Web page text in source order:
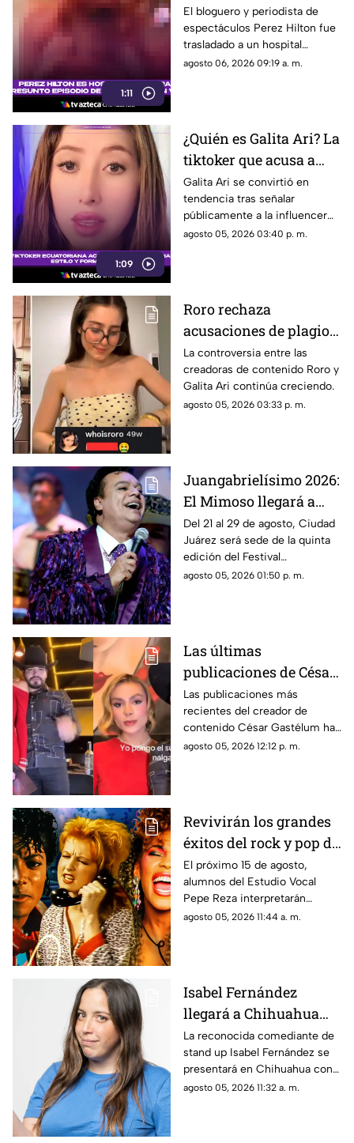
1:11
salud actual tras ser
hospitalizado
El bloguero y periodista de
espectáculos Perez Hilton fue
trasladado a un hospital
después de que una
agosto 06, 2026 09:19 a. m.
1:09
¿Quién es Galita Ari? La
tiktoker que acusa a
Roro de copiar su
contenido y
personalidad
Galita Ari se convirtió en
tendencia tras señalar
públicamente a la influencer
española Roro por un presunto
agosto 05, 2026 03:40 p. m.
Roro rechaza
acusaciones de plagio
de Galita Ari; polémica
escala por presunto
hackeo | VIDEO
La controversia entre las
creadoras de contenido Roro y
Galita Ari continúa creciendo.
agosto 05, 2026 03:33 p. m.
Juangabrielísimo 2026:
El Mimoso llegará a
Ciudad Juárez para
rendir homenaje a
Juan Gabriel
Del 21 al 29 de agosto, Ciudad
Juárez será sede de la quinta
edición del Festival
Juangabrielísimo, con una
agosto 05, 2026 01:50 p. m.
Las últimas
publicaciones de César
Gastélum que podrían
revelar móvil de su
asesinato en Culiacán |
VIDEO
Las publicaciones más
recientes del creador de
contenido César Gastélum han
sido analizadas por usuarios en
agosto 05, 2026 12:12 p. m.
Revivirán los grandes
éxitos del rock y pop de
los 80 y 90 en
Chihuahua; fecha y
lugar
El próximo 15 de agosto,
alumnos del Estudio Vocal
Pepe Reza interpretarán
algunos de los temas más
agosto 05, 2026 11:44 a. m.
Isabel Fernández
llegará a Chihuahua
con su show "Fuera de
Lugar"; fecha y todos
los detalles
La reconocida comediante de
stand up Isabel Fernández se
presentará en Chihuahua con
su espectáculo “Fuera de
agosto 05, 2026 11:32 a. m.